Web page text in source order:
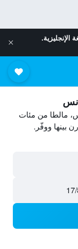
الإنجليزية.
مالطا من مئات